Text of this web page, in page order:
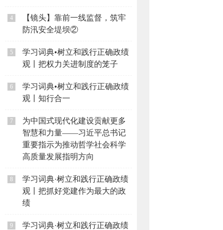
4
【镜头】靠前一线监督，筑牢
防汛安全堤坝②
5
学习词典•树立和践行正确政绩
观丨把权力关进制度的笼子
6
学习词典•树立和践行正确政绩
观丨知行合一
7
为中国式现代化建设贡献更多
智慧和力量——习近平总书记
重要指示为推动哲学社会科学
高质量发展指明方向
8
学习词典·树立和践行正确政绩
观丨把抓好党建作为最大的政
绩
9
学习词典·树立和践行正确政绩